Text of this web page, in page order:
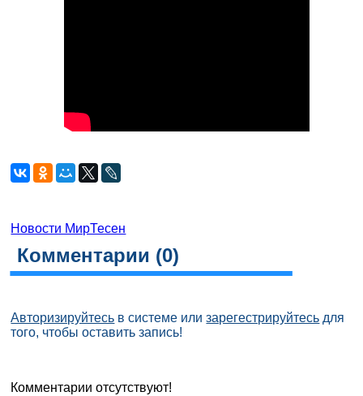
Новости МирТесен
Комментарии (0)
Авторизируйтесь в системе илизарегестрируйтесь для
того, чтобы оставить запись!
Комментарии отсутствуют!